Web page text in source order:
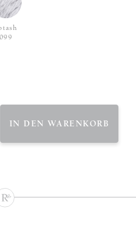
099
IN DEN WARENKORB